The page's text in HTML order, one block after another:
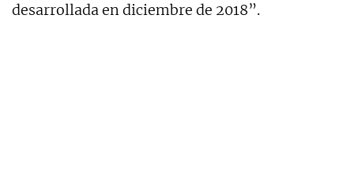
desarrollada en diciembre de 2018”.